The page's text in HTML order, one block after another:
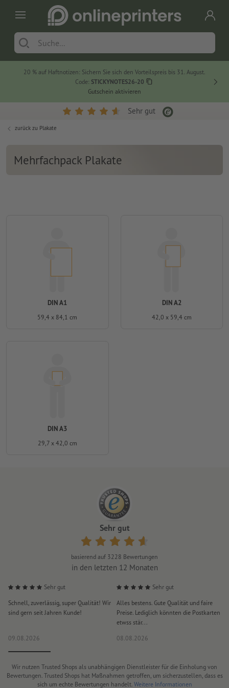
20 % auf Haftnotizen: Sichern Sie sich den Vorteilspreis bis 31. August.
Code: STICKYNOTES26-20
Gutschein aktivieren
Sehr gut
zurück zu Plakate
Mehrfachpack Plakate
DIN A1
59,4 x 84,1 cm
DIN A2
42,0 x 59,4 cm
DIN A3
29,7 x 42,0 cm
Sehr gut
basierend auf 3228 Bewertungen
in den letzten 12 Monaten
Sehr gut
Schnell, zuverlässig, super Qualität! Wir
sind gern seit Jahren Kunde!
09.08.2026
Sehr gut
Alles bestens. Gute Qualität und faire
Preise. Lediglich könnten die Postkarten
etwss stär...
08.08.2026
Wir nutzen Trusted Shops als unabhängigen Dienstleister für die Einholung von
Bewertungen. Trusted Shops hat Maßnahmen getroffen, um sicherzustellen, dass es
sich um echte Bewertungen handelt. Weitere Informationen